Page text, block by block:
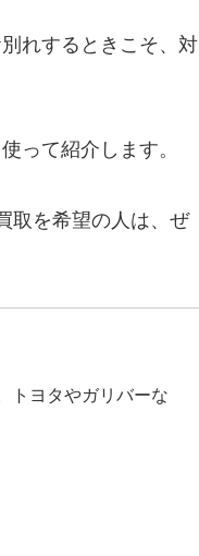
れするときこそ、対
って紹介します。
取を希望の人は、ぜ
トヨタやガリバーな